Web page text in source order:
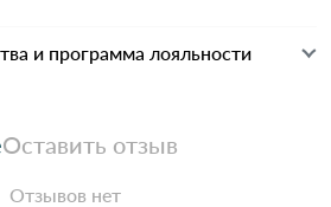
и программа лояльности
Оставить отзыв
Отзывов нет